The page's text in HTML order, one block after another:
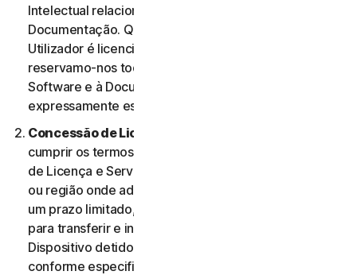
Intelectual relacionados com o Software e a
Documentação. Qualquer Software fornecido ao
Utilizador é licenciado, e não vendido, ao Utilizador, e
reservamo-nos todos os direitos associados ao
Software e à Documentação que não estejam
expressamente estabelecidos no presente Contrato.
Concessão de Licença.
cumprir os termos e condições do presente Contrato
de Licença e Serviços, concedemos-lhe, no território
ou região onde adquiriu o Software, uma licença com
um prazo limitado, não exclusiva e não transferível,
para transferir e instalar uma cópia do Software no
Dispositivo detido ou controlado pelo Utilizador,
conforme especificado na Elegibilidade do Serviço,